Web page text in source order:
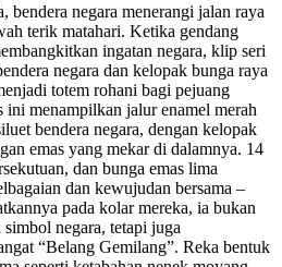
bendera negara menerangi jalan raya
terik matahari. Ketika gendang
ingatan negara, klip seri
negara dan kelopak bunga raya
totem rohani bagi pejuang
menampilkan jalur enamel merah
bendera negara, dengan kelopak
emas yang mekar di dalamnya. 14
dan bunga emas lima
dan kewujudan bersama –
pada kolar mereka, ia bukan
negara, tetapi juga
“Belang Gemilang”. Reka bentuk